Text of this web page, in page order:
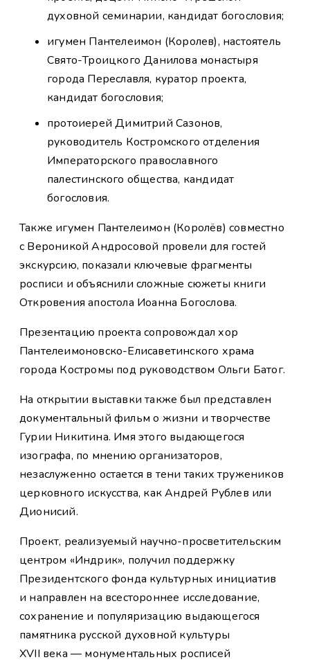
духовной семинарии, кандидат богословия;
игумен Пантелеимон (Королев), настоятель
Свято-Троицкого Данилова монастыря
города Переславля, куратор проекта,
кандидат богословия;
протоиерей Димитрий Сазонов,
руководитель Костромского отделения
Императорского православного
палестинского общества, кандидат
богословия.
Также игумен Пантелеимон (Королёв) совместно
с Вероникой Андросовой провели для гостей
экскурсию, показали ключевые фрагменты
росписи и объяснили сложные сюжеты книги
Откровения апостола Иоанна Богослова.
Презентацию проекта сопровождал хор
Пантелеимоновско-Елисаветинского храма
города Костромы под руководством Ольги Батог.
На открытии выставки также был представлен
документальный фильм о жизни и творчестве
Гурии Никитина. Имя этого выдающегося
изографа, по мнению организаторов,
незаслуженно остается в тени таких тружеников
церковного искусства, как Андрей Рублев или
Дионисий.
Проект, реализуемый научно-просветительским
центром «Индрик», получил поддержку
Президентского фонда культурных инициатив
и направлен на всестороннее исследование,
сохранение и популяризацию выдающегося
памятника русской духовной культуры
XVII века — монументальных росписей